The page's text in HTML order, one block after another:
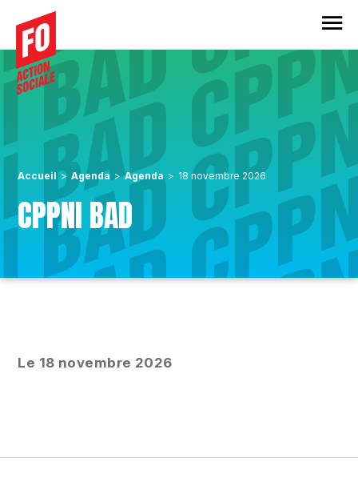
Aller au menu principal
Aller au contenu principal
Aller au pied de page
Accueil Agenda Agenda 18 novembre 2026
CPPNI BAD
Le 18 novembre 2026